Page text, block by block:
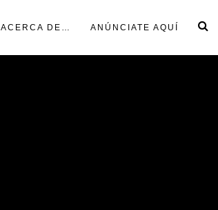
ACERCA DE… ANÚNCIATE AQUÍ